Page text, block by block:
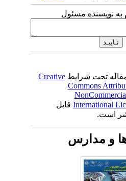
نویسنده مسئول
تحت شرایطCreative
Commons
Internationalقابل
است.
و مدارس